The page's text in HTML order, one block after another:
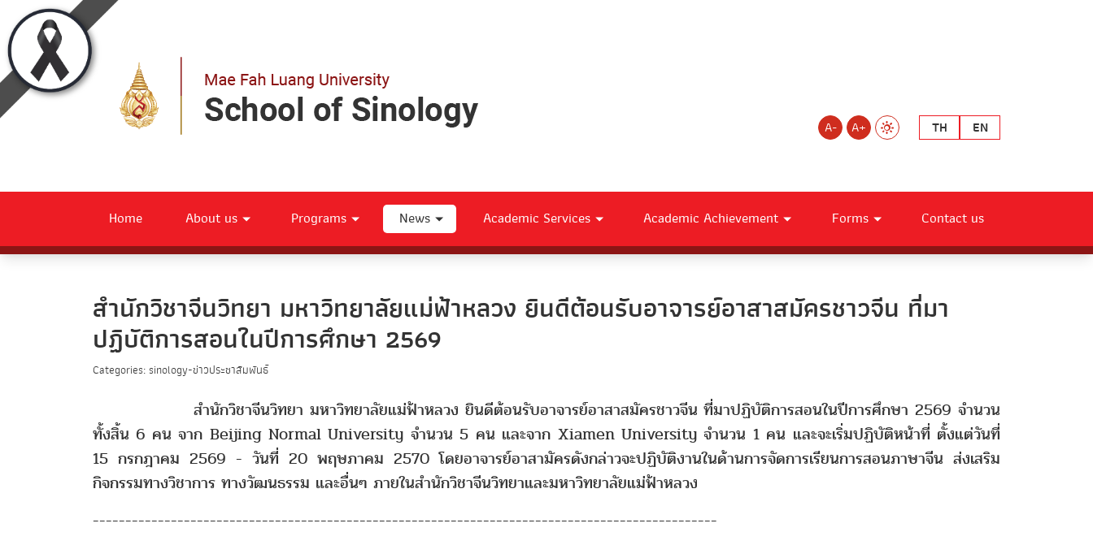
A- A+ TH EN
Home About us Programs News Academic Services Academic Achievement Forms Contact us
สำนักวิชาจีนวิทยา มหาวิทยาลัยแม่ฟ้าหลวง ยินดีต้อนรับอาจารย์อาสาสมัครชาวจีน ที่มา
ปฏิบัติการสอนในปีการศึกษา 2569
Categories: sinology-ข่าวประชาสัมพันธ์
สำนักวิชาจีนวิทยา มหาวิทยาลัยแม่ฟ้าหลวง ยินดีต้อนรับอาจารย์อาสาสมัครชาวจีน ที่มาปฏิบัติการสอนในปีการศึกษา 2569 จำนวน
ทั้งสิ้น 6 คน จาก Beijing Normal University จำนวน 5 คน และจาก Xiamen University จำนวน 1 คน และจะเริ่มปฏิบัติหน้าที่ ตั้งแต่วันที่
15 กรกฎาคม 2569 - วันที่ 20 พฤษภาคม 2570 โดยอาจารย์อาสามัครดังกล่าวจะปฏิบัติงานในด้านการจัดการเรียนการสอนภาษาจีน ส่งเสริม
กิจกรรมทางวิชาการ ทางวัฒนธรรม และอื่นๆ ภายในสำนักวิชาจีนวิทยาและมหาวิทยาลัยแม่ฟ้าหลวง
------------------------------------------------------------------------------------------------